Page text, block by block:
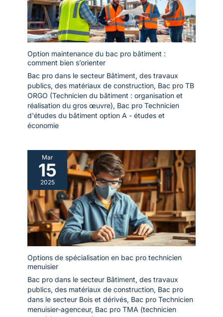
Option maintenance du bac pro bâtiment :
comment bien s’orienter
Bac pro dans le secteur Bâtiment, des travaux
publics, des matériaux de construction, Bac pro TB
ORGO (Technicien du bâtiment : organisation et
réalisation du gros œuvre), Bac pro Technicien
d'études du bâtiment option A - études et
économie
Mar
15
2025
Options de spécialisation en bac pro technicien
menuisier
Bac pro dans le secteur Bâtiment, des travaux
publics, des matériaux de construction, Bac pro
dans le secteur Bois et dérivés, Bac pro Technicien
menuisier-agenceur, Bac pro TMA (technicien